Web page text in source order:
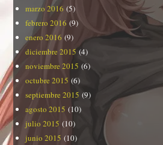
marzo 2016 (5)
febrero 2016 (9)
enero 2016 (9)
diciembre 2015 (4)
noviembre 2015 (6)
octubre 2015 (6)
septiembre 2015 (9)
agosto 2015 (10)
julio 2015 (10)
junio 2015 (10)